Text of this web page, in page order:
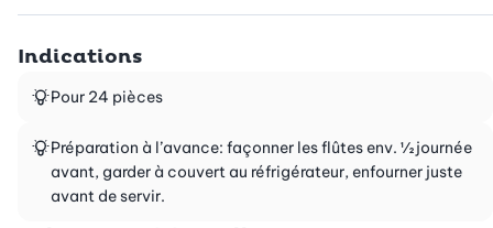
Indications
Pour 24 pièces
Préparation à l’avance: façonner les flûtes env. ½ journée
avant, garder à couvert au réfrigérateur, enfourner juste
avant de servir.